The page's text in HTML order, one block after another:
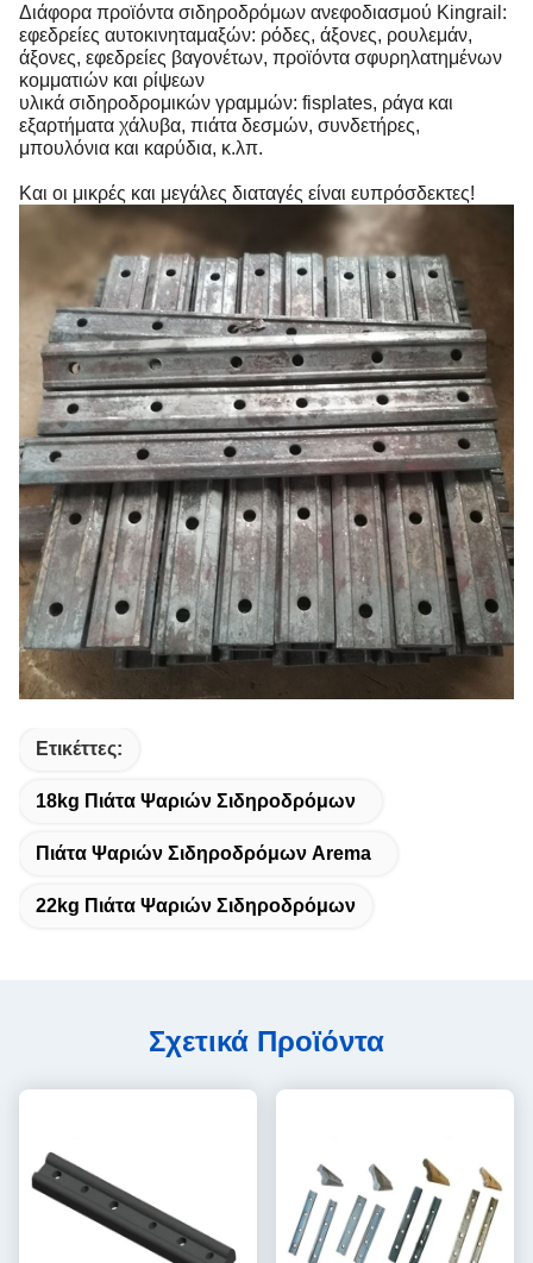
Διάφορα προϊόντα σιδηροδρόμων ανεφοδιασμού Kingrail:
εφεδρείες αυτοκινηταμαξών: ρόδες, άξονες, ρουλεμάν,
άξονες, εφεδρείες βαγονέτων, προϊόντα σφυρηλατημένων
κομματιών και ρίψεων
υλικά σιδηροδρομικών γραμμών: fisplates, ράγα και
εξαρτήματα χάλυβα, πιάτα δεσμών, συνδετήρες,
μπουλόνια και καρύδια, κ.λπ.
Και οι μικρές και μεγάλες διαταγές είναι ευπρόσδεκτες!
Ετικέττες:
18kg Πιάτα Ψαριών Σιδηροδρόμων
Πιάτα Ψαριών Σιδηροδρόμων Arema
22kg Πιάτα Ψαριών Σιδηροδρόμων
Σχετικά Προϊόντα